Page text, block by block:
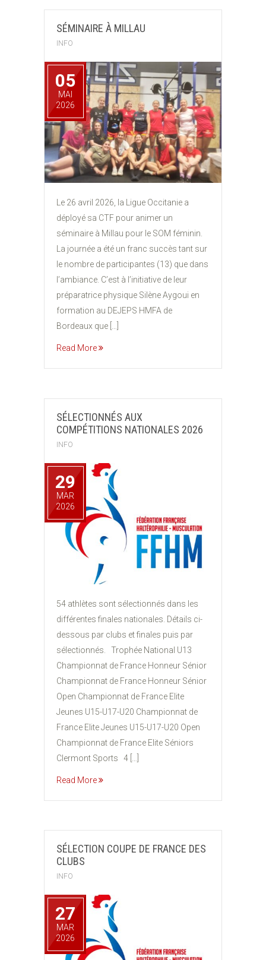
SÉMINAIRE À MILLAU
INFO
05
MAI
2026
Le 26 avril 2026, la Ligue Occitanie a
déployé sa CTF pour animer un
séminaire à Millau pour le SOM féminin.
La journée a été un franc succès tant sur
le nombre de participantes (13) que dans
l’ambiance. C’est à l’initiative de leur
préparatrice physique Silène Aygoui en
formation au DEJEPS HMFA de
Bordeaux que […]
Read More
SÉLECTIONNÉS AUX
COMPÉTITIONS NATIONALES 2026
INFO
29
MAR
2026
54 athlètes sont sélectionnés dans les
différentes finales nationales. Détails ci-
dessous par clubs et finales puis par
sélectionnés. Trophée National U13
Championnat de France Honneur Sénior
Championnat de France Honneur Sénior
Open Championnat de France Elite
Jeunes U15-U17-U20 Championnat de
France Elite Jeunes U15-U17-U20 Open
Championnat de France Elite Séniors
Clermont Sports 4 […]
Read More
SÉLECTION COUPE DE FRANCE DES
CLUBS
INFO
27
MAR
2026